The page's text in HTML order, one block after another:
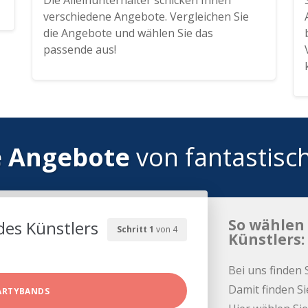
verschiedene Angebote. Vergleichen Sie
die Angebote und wählen Sie das
passende aus!
Angebote von
Schritt 1 von 4
Künstlers So
Künstlers:
Bei uns finden
Damit finden